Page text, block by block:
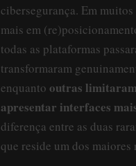
cibersegurança. Em
mais em
todas as plataformas
transformaram
enquanto outras
apresentar interfaces
diferença entre as duas
que reside um dos maiores